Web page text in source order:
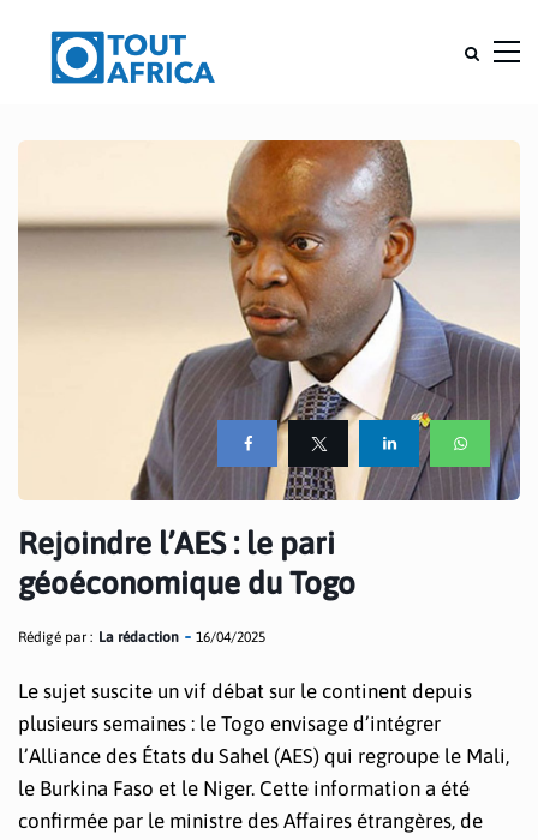
Rejoindre l’AES : le pari
géoéconomique du Togo
Rédigé par : La rédaction 16/04/2025
Le sujet suscite un vif débat sur le continent depuis
plusieurs semaines : le Togo envisage d’intégrer
l’Alliance des États du Sahel (AES) qui regroupe le Mali,
le Burkina Faso et le Niger. Cette information a été
confirmée par le ministre des Affaires étrangères, de